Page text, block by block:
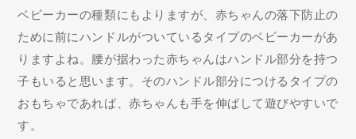
ベビーカーの種類にもよりますが、赤ちゃんの落下防止の
ために前にハンドルがついているタイプのベビーカーがあ
りますよね。腰が据わった赤ちゃんはハンドル部分を持つ
子もいると思います。そのハンドル部分につけるタイプの
おもちゃであれば、赤ちゃんも手を伸ばして遊びやすいで
す。